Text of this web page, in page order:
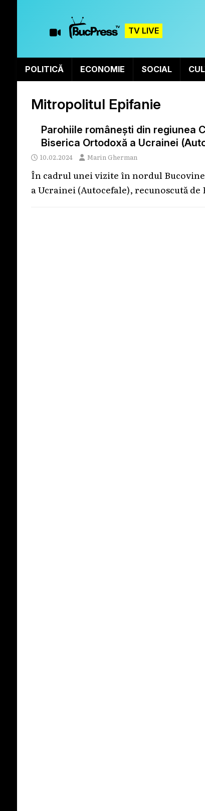
TV LIVE
POLITICĂ ECONOMIE SOCIAL
Mitropolitul Epifanie
Parohiile românești din regiunea
Biserica Ortodoxă a Ucrainei
10.02.2024 Marin Gherman
În cadrul unei vizite în nordul
a Ucrainei (Autocefale), recunoscută